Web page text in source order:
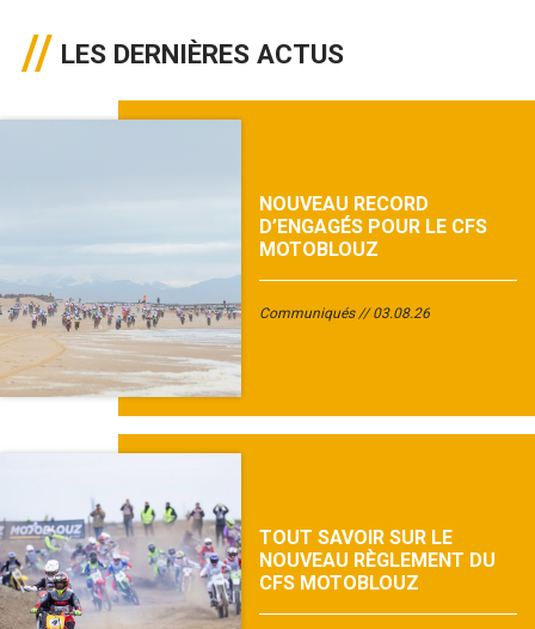
LES DERNIÈRES ACTUS
NOUVEAU RECORD
D’ENGAGÉS POUR LE CFS
MOTOBLOUZ
Communiqués 03.08.26
TOUT SAVOIR SUR LE
NOUVEAU RÈGLEMENT DU
CFS MOTOBLOUZ